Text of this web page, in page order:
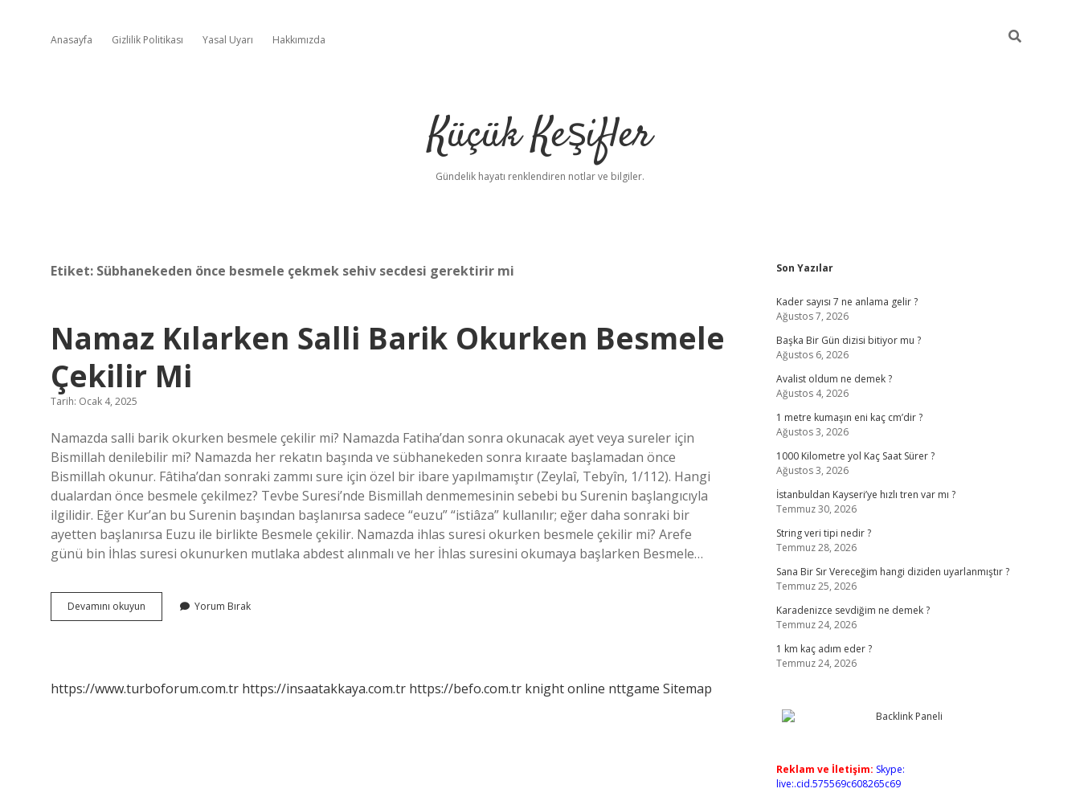
Anasayfa Gizlilik Politikası Yasal Uyarı Hakkımızda
Küçük Keşifler
Gündelik hayatı renklendiren notlar ve bilgiler.
Etiket: Sübhanekeden önce besmele çekmek sehiv secdesi gerektirir mi
Namaz Kılarken Salli Barik Okurken Besmele
Çekilir Mi
Tarih: Ocak 4, 2025
Namazda salli barik okurken besmele çekilir mi? Namazda Fatiha’dan sonra okunacak ayet veya sureler için
Bismillah denilebilir mi? Namazda her rekatın başında ve sübhanekeden sonra kıraate başlamadan önce
Bismillah okunur. Fâtiha’dan sonraki zammı sure için özel bir ibare yapılmamıştır (Zeylaî, Tebyîn, 1/112). Hangi
dualardan önce besmele çekilmez? Tevbe Suresi’nde Bismillah denmemesinin sebebi bu Surenin başlangıcıyla
ilgilidir. Eğer Kur’an bu Surenin başından başlanırsa sadece “euzu” “istiâza” kullanılır; eğer daha sonraki bir
ayetten başlanırsa Euzu ile birlikte Besmele çekilir. Namazda ihlas suresi okurken besmele çekilir mi? Arefe
günü bin İhlas suresi okunurken mutlaka abdest alınmalı ve her İhlas suresini okumaya başlarken Besmele…
Devamını okuyun
Kılarken
Çekilir
Yorum Bırak
https://www.turboforum.com.tr https://insaatakkaya.com.tr https://befo.com.tr knight online nttgame Sitemap
Sidebar
Son Yazılar
Kader sayısı 7 ne anlama gelir ?
Ağustos 7, 2026
Başka Bir Gün dizisi bitiyor mu ?
Ağustos 6, 2026
Avalist oldum ne demek ?
Ağustos 4, 2026
1 metre kumaşın eni kaç cm’dir ?
Ağustos 3, 2026
1000 Kilometre yol Kaç Saat Sürer ?
Ağustos 3, 2026
İstanbuldan Kayseri’ye hızlı tren var mı ?
Temmuz 30, 2026
String veri tipi nedir ?
Temmuz 28, 2026
Sana Bir Sır Vereceğim hangi diziden uyarlanmıştır ?
Temmuz 25, 2026
Karadenizce sevdiğim ne demek ?
Temmuz 24, 2026
1 km kaç adım eder ?
Temmuz 24, 2026
Reklam ve İletişim: Skype:
live:.cid.575569c608265c69